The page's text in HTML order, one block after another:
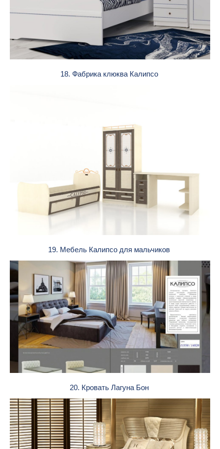
18. Фабрика клюква Калипсо
19. Мебель Калипсо для мальчиков
20. Кровать Лагуна Бон